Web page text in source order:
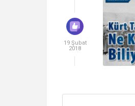
19 Şubat
2018